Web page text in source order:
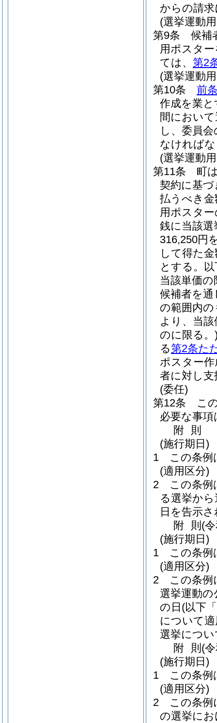
からの請
(選挙運動
第9条
候補
用ポスタ
ては、 第2
(選挙運動
第10条
前
作成を業
間におい
し、委員
なければ
(選挙運動
第11条
町
契約に基
払うべき
用ポスタ
銭に当該
316,250円
して得た金
とする。
当該単価の
候補者を
の範囲内
より、当
のに限る。
る第2条た
ポスター
者に対し支
(委任)
第12条
こ
必要な事
附 則
(施行期日)
1
この条例
(適用区分)
2
この条例
る選挙か
日を告示
附 則 (
(施行期日)
1
この条例
(適用区分)
2
この条例
選挙運動
の日 (以下
について
選挙につ
附 則 (
(施行期日)
1
この条例
(適用区分)
2
この条例
の選挙に